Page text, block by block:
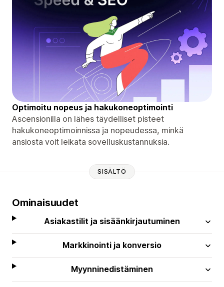
Optimoitu nopeus ja hakukoneoptimointi
Ascensionilla on lähes täydelliset pisteet
hakukoneoptimoinnissa ja nopeudessa, minkä
ansiosta voit leikata sovelluskustannuksia.
SISÄLTÖ
Ominaisuudet
Asiakastilit ja sisäänkirjautuminen
Markkinointi ja konversio
Myynninedistäminen